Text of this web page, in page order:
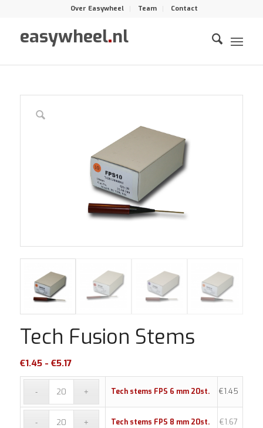
Over Easywheel Team Contact
easywheel.nl
Tech Fusion Stems
€1.45 - €5.17Prijsklasse:
€1.45
tot
€5.17
Tech stems FPS 6 mm 20st. €1.45
Tech stems FPS 8 mm 20st. €1.67